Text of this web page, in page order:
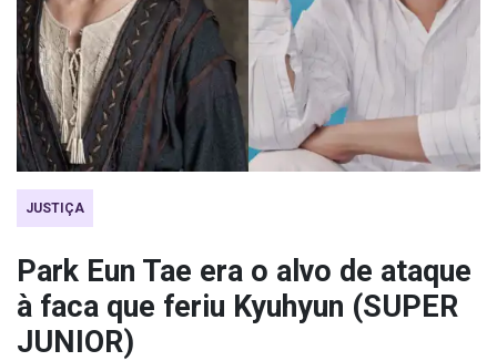
JUSTIÇA
Park Eun Tae era o alvo de ataque
à faca que feriu Kyuhyun (SUPER
JUNIOR)